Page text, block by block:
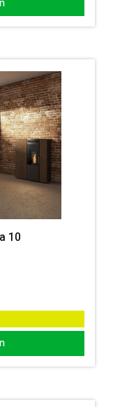
10